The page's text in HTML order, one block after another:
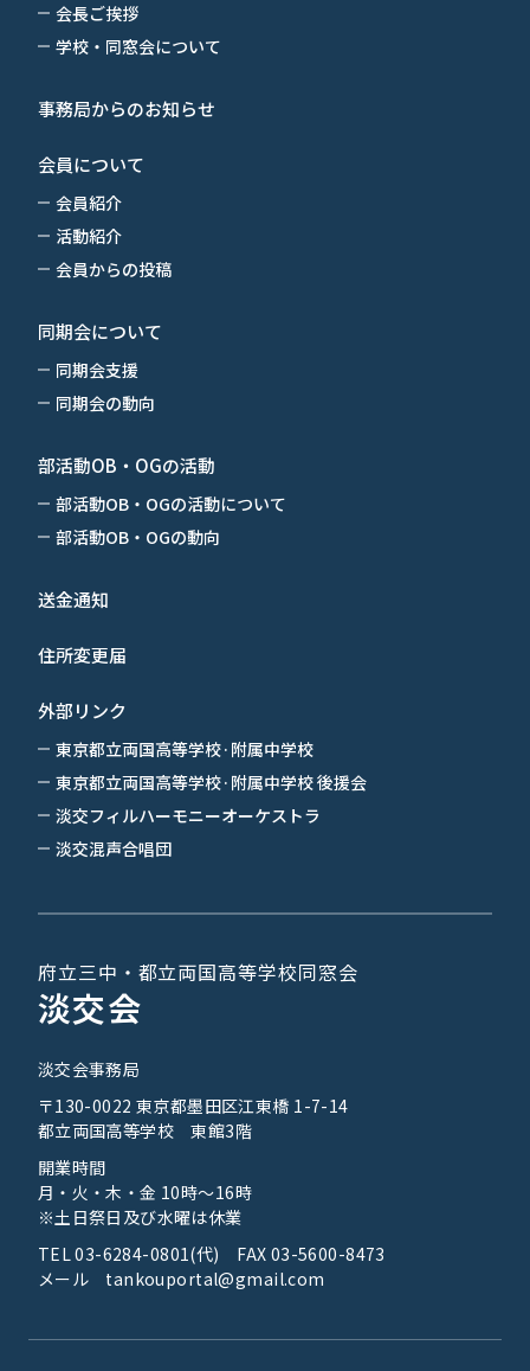
府立三中・都立両国高等学校同窓会
淡交会
淡交会事務局
〒130-0022 東京都墨田区江東橋 1-7-14
都立両国高等学校 東館3階
開業時間
月・火・木・金 10時～16時
※土日祭日及び水曜は休業
TEL 03-6284-0801(代) FAX 03-5600-8473
メール tankouportal@gmail.com
会長ご挨拶
学校・同窓会について
事務局からのお知らせ
会員について
会員紹介
活動紹介
会員からの投稿
同期会について
同期会支援
同期会の動向
部活動OB・OGの活動
部活動OB・OGの活動について
部活動OB・OGの動向
送金通知
住所変更届
外部リンク
東京都立両国高等学校·附属中学校
東京都立両国高等学校·附属中学校 後援会
淡交フィルハーモニーオーケストラ
淡交混声合唱団